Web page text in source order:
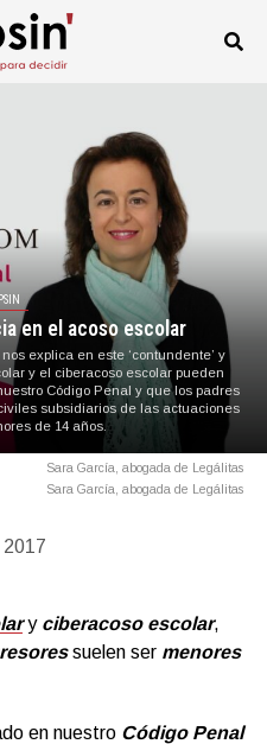
en el acoso escolar
explica en este ‘contundente’ y
y el ciberacoso escolar pueden
Código Penal y que los padres
subsidiarios de las actuaciones
de 14 años.
Sara García, abogada de Legálitas
Sara García, abogada de Legálitas
2017
y ciberacoso escolar,
suelen ser menores
en nuestro Código Penal